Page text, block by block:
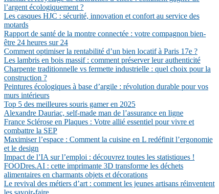
l’argent écologiquement ?
Les casques HJC : sécurité, innovation et confort au service des
motards
Rapport de santé de la montre connectée : votre compagnon bien-
être 24 heures sur 24
Comment optimiser la rentabilité d’un bien locatif à Paris 17e ?
Les lambris en bois massif : comment préserver leur authenticité
Charpente traditionnelle vs fermette industrielle : quel choix pour la
construction ?
Peintures écologiques à base d’argile : révolution durable pour vos
murs intérieurs
Top 5 des meilleures souris gamer en 2025
Alexandre Dauriac, self-made man de l’assurance en ligne
France Sclérose en Plaques : Votre allié essentiel pour vivre et
combattre la SEP
Maximiser l’espace : Comment la cuisine en L redéfinit l’ergonomie
et le design
Impact de l’IA sur l’emploi : découvrez toutes les statistiques !
FOODres.AI : cette imprimante 3D transforme les déchets
alimentaires en charmants objets et décorations
Le revival des métiers d’art : comment les jeunes artisans réinventent
les savoir-faire